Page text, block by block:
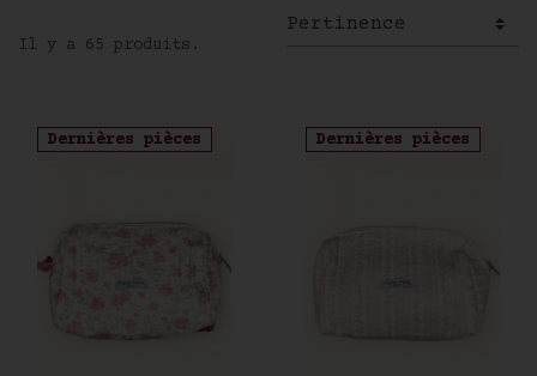
Il y a 65 produits.
Dernières pièces Dernières pièces